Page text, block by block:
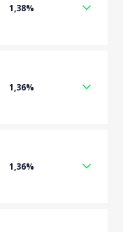
1,38%
1,36%
1,36%